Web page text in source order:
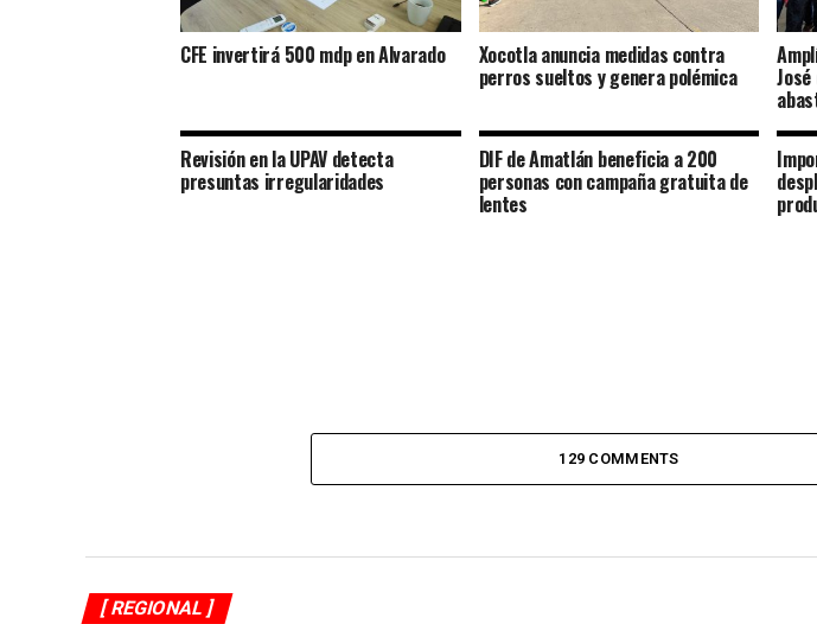
CFE invertirá 500 mdp en Alvarado Xocotla anuncia medidas contra
perros sueltos y genera polémica
Revisión en la UPAV detecta
presuntas irregularidades
DIF de Amatlán beneficia a 200
personas con campaña gratuita de
lentes
129 COMMENTS
[ REGIONAL ]